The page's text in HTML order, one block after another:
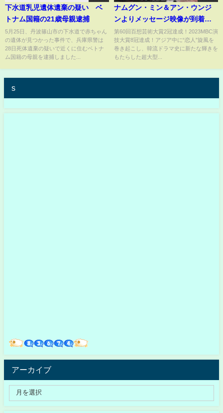
下水道乳児遺体遺棄の疑い ベ
トナム国籍の21歳母親逮捕
5月25日、丹波篠山市の下水道で赤ちゃん
の遺体が見つかった事件で、兵庫県警は
28日死体遺棄の疑いで近くに住むベトナ
ム国籍の母親を逮捕しました...
ナムグン・ミン＆アン・ウンジ
ンよりメッセージ映像が到着！
「恋人～あの日聞いた花の咲く
音～」U-NEXTにて独占先行配信
中！DVDリリース中！
第60回百想芸術大賞2冠達成！2023MBC演
技大賞8冠達成！アジア中に“恋人”旋風を
巻き起こし、韓流ドラマ史に新たな輝きを
もたらした超大型...
s
アーカイブ